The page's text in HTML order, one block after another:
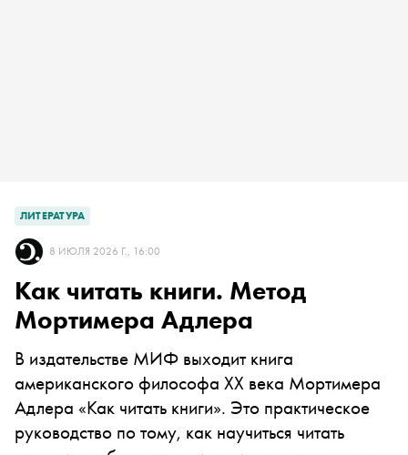
ЛИТЕРАТУРА
8 ИЮЛЯ 2026 Г., 16:00
Как читать книги. Метод
Мортимера Адлера
В издательстве МИФ выходит книга
американского философа XX века Мортимера
Адлера «Как читать книги». Это практическое
руководство по тому, как научиться читать